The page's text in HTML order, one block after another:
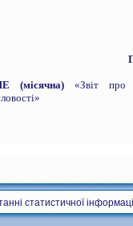
(місячна) «Звіт про
статистичної